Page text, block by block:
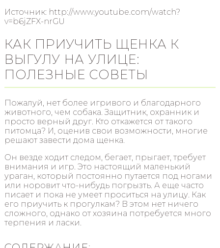
Источник: http://www.youtube.com/watch?
v=b6jZFX-nrGU
КАК ПРИУЧИТЬ ЩЕНКА К
ВЫГУЛУ НА УЛИЦЕ:
ПОЛЕЗНЫЕ СОВЕТЫ
Пожалуй, нет более игривого и благодарного
животного, чем собака. Защитник, охранник и
просто верный друг. Кто откажется от такого
питомца? И, оценив свои возможности, многие
решают завести дома щенка.
Он везде ходит следом, бегает, прыгает, требует
внимания и игр. Это настоящий маленький
ураган, который постоянно путается под ногами
или норовит что-нибудь погрызть. А еще часто
писает и пока не умеет проситься на улицу. Как
его приучить к прогулкам? В этом нет ничего
сложного, однако от хозяина потребуется много
терпения и ласки.